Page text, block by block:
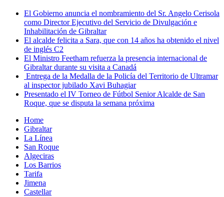
El Gobierno anuncia el nombramiento del Sr. Angelo Cerisola
como Director Ejecutivo del Servicio de Divulgación e
Inhabilitación de Gibraltar
El alcalde felicita a Sara, que con 14 años ha obtenido el nivel
de inglés C2
El Ministro Feetham refuerza la presencia internacional de
Gibraltar durante su visita a Canadá
Entrega de la Medalla de la Policía del Territorio de Ultramar
al inspector jubilado Xavi Buhagiar
Presentado el IV Torneo de Fútbol Senior Alcalde de San
Roque, que se disputa la semana próxima
Home
Gibraltar
La Línea
San Roque
Algeciras
Los Barrios
Tarifa
Jimena
Castellar